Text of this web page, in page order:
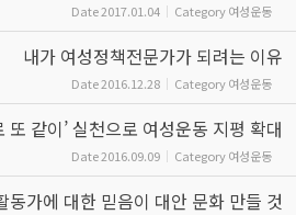
Date2017.01.04 Category여성운동
내가 여성정책전문가가 되려는 이유
Date2016.12.28 Category여성운동
또 같이’ 실천으로 여성운동 지평 확대
Date2016.09.09 Category여성운동
동가에 대한 믿음이 대안 문화 만들 것